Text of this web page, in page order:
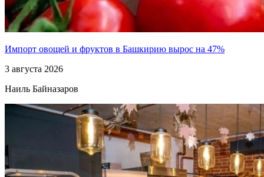
Импорт овощей и фруктов в Башкирию вырос на 47%
3 августа 2026
Наиль Байназаров